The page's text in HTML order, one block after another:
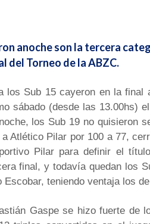
anoche son la tercera
del Torneo de la ABZC.
los Sub 15 cayeron en la final
sábado (desde las 13.00hs)
los Sub 19 no quisieron
Atlético Pilar por 100 a 77,
Pilar para definir el
final, y todavía quedan los
Escobar, teniendo ventaja los
Gaspe se hizo fuerte de